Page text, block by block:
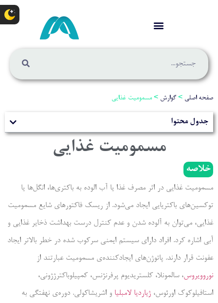
صفحه اصلی > گوارش >مسمومیت غذایی
جدول محتوا
مسمومیت غذایی
خلاصه
مسمومیت غذایی در اثر مصرف غذا یا آب الوده به باکتری‌ها، انگل‌ها یا
توکسین‌های باکتریایی ایجاد می‌شود. از ریسک فاکتورهای شایع مسمومیت
غذایی، می‌توان به آلوده شدن و عدم کنترل درست بهداشت ذخایر غذایی و
آبی اشاره کرد. افراد دارای سیستم ایمنی سرکوب شده در خطر بالاتر ایجاد
عفونت قرار دارند. پاتوژن‌های ایجادکننده‌ی مسمومیت عبارتند از
نوروویروس، سالمونلا، کلستریدیوم پرفرنژنس، کمپیلوباکترژژونی،
استافیلوکوک اورئوس، ژیاردیا لامبلیا و اشریشاکولی. دوره‌ی نهفتگی به